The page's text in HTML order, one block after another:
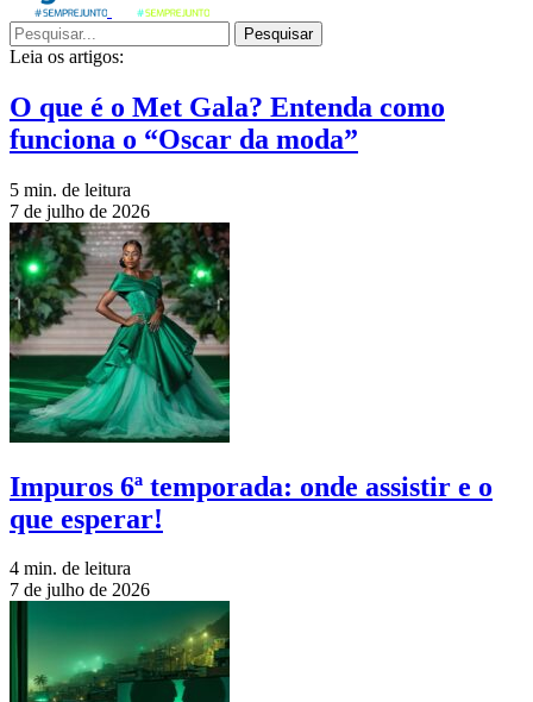
Pesquisar
Leia os artigos:
O que é o Met Gala? Entenda como
funciona o “Oscar da moda”
5 min. de leitura
7 de julho de 2026
Impuros 6ª temporada: onde assistir e o
que esperar!
4 min. de leitura
7 de julho de 2026